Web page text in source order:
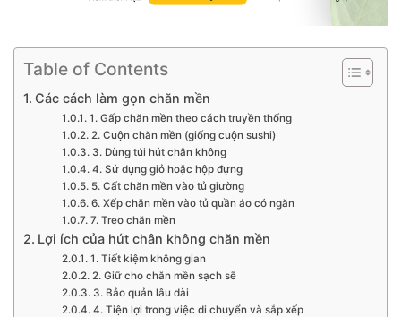
Table of Contents
Các cách làm gọn chăn mền
1. Gấp chăn mền theo cách truyền thống
2. Cuộn chăn mền (giống cuộn sushi)
3. Dùng túi hút chân không
4. Sử dụng giỏ hoặc hộp đựng
5. Cất chăn mền vào tủ giường
6. Xếp chăn mền vào tủ quần áo có ngăn
7. Treo chăn mền
Lợi ích của hút chân không chăn mền
1. Tiết kiệm không gian
2. Giữ cho chăn mền sạch sẽ
3. Bảo quản lâu dài
4. Tiện lợi trong việc di chuyển và sắp xếp